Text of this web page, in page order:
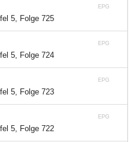
EPG
5, Folge 725
EPG
5, Folge 724
EPG
5, Folge 723
EPG
5, Folge 722